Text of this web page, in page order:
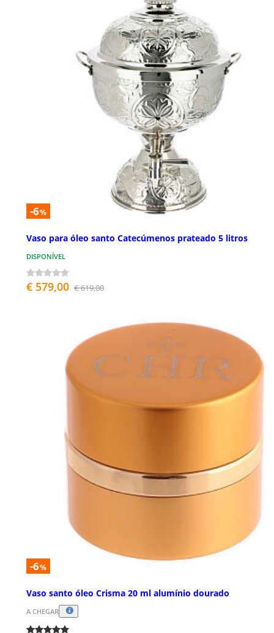
-6%
Vaso para óleo santo Catecúmenos prateado 5 litros
DISPONÍVEL
€ 579,00 € 619,00
-6%
Vaso santo óleo Crisma 20 ml alumínio dourado
A CHEGAR